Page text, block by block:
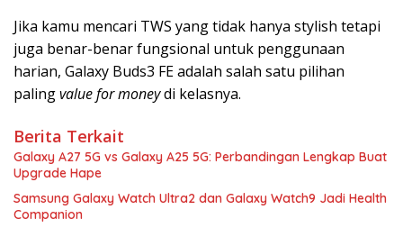
Jika kamu mencari TWS yang tidak hanya stylish tetapi
juga benar-benar fungsional untuk penggunaan
harian, Galaxy Buds3 FE adalah salah satu pilihan
palingvalue for moneydi kelasnya.
Berita Terkait
Galaxy A27 5G vs Galaxy A25 5G: Perbandingan Lengkap Buat
Upgrade Hape
Samsung Galaxy Watch Ultra2 dan Galaxy Watch9 Jadi Health
Companion